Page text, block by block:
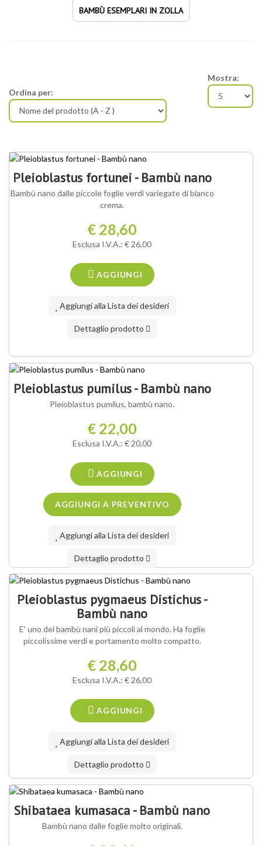
BAMBÙ ESEMPLARI IN ZOLLA
Mostra:
Ordina per:
Pleioblastus fortunei - Bambù nano
Bambù nano dalle piccole foglie verdi variegate di bianco
crema.
€ 28,60
Esclusa I.V.A.: € 26,00
AGGIUNGI
Aggiungi alla Lista dei desideri
Dettaglio prodotto
Pleioblastus pumilus - Bambù nano
Pleioblastus pumilus, bambù nano.
€ 22,00
Esclusa I.V.A.: € 20,00
AGGIUNGI
Aggiungi alla Lista dei desideri
Dettaglio prodotto
Pleioblastus pygmaeus Distichus -
Bambù nano
E' uno dei bambù nani più piccoli al mondo. Ha foglie
piccolissime verdi e portamento molto compatto.
€ 28,60
Esclusa I.V.A.: € 26,00
AGGIUNGI
Aggiungi alla Lista dei desideri
Dettaglio prodotto
Shibataea kumasaca - Bambù nano
Bambù nano dalle foglie molto originali.